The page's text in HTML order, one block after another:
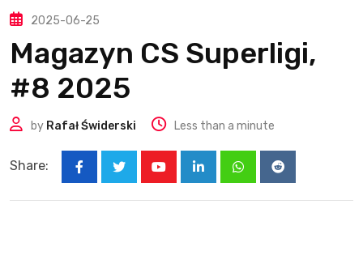
2025-06-25
Magazyn CS Superligi,
#8 2025
by Rafał Świderski Less than a minute
Share:
LinkedInWhatsappReddit